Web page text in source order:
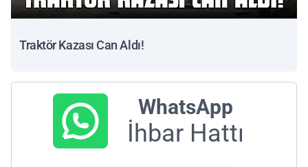
Traktör Kazası Can Aldı!
WhatsApp
İhbar Hattı